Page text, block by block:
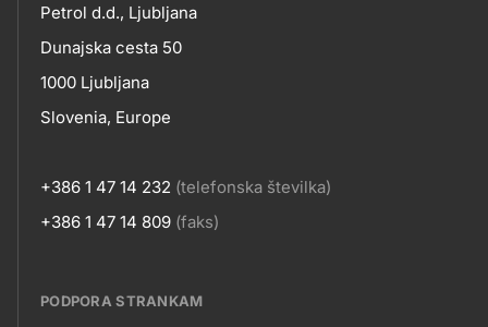
skupno.footer-
title???
Kontakt
Petrol d.d., Ljubljana
Dunajska cesta 50
1000 Ljubljana
Slovenia, Europe
+386 1 47 14 232 (telefonska številka)
+386 1 47 14 809 (faks)
PODPORA STRANKAM